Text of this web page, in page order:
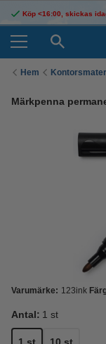
Köp <16:00, skickas
Hem
Märkpenna
Varumärke: 123ink
Antal: 1 st